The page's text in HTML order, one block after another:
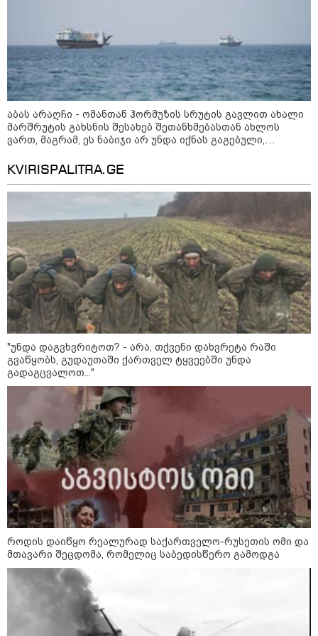
აზერბაიჯანის რკინიგზა ბაქო-
თბილისი-ბაქოს საერთაშორისო
მარშრუტზე ბილეთების გაყიდვის
პერიოდს ახანგრძლივებს
ქართული თაფლი ჩინეთის
ბაზარზე გასასვლელად ემზადება
- დეტალები
მსოფლიო სასიცოცხლოდ
მნიშვნელოვანი პროდუქტის
დეფიციტის წინაშე დგას
კონფლიქტები
აბას არაღჩი - ომანთან ჰორმუზის სრუტის გავლით ახალი
მარშრუტის გახსნის შესახებ შეთანხმებასთან ახლოს
ვართ, მაგრამ, ეს ნაბიჯი არ უნდა იქნას გაგებული,
KVIRISPALITRA.GE
"უნდა დაგვხვრიტოთ? - არა, თქვენი დახვრეტა რაში
გვაწყობს, გუდაუთაში ქართველ ტყვეებში უნდა
გადაგცვალოთ..."
როდის დაიწყო რეალურად საქართველო-რუსეთის ომი და
მთავარი შეცდომა, რომელიც საბედისწერო გამოდგა